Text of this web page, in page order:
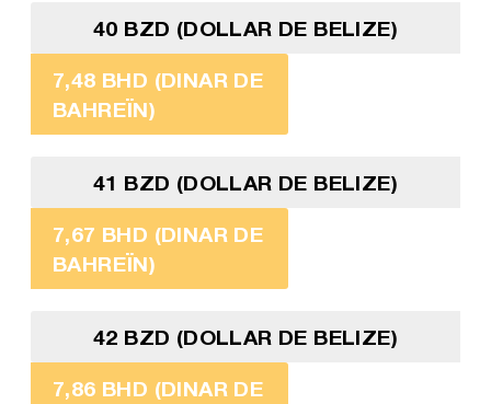
40 BZD (DOLLAR DE BELIZE)
7,48 BHD (DINAR DE
BAHREÏN)
41 BZD (DOLLAR DE BELIZE)
7,67 BHD (DINAR DE
BAHREÏN)
42 BZD (DOLLAR DE BELIZE)
7,86 BHD (DINAR DE